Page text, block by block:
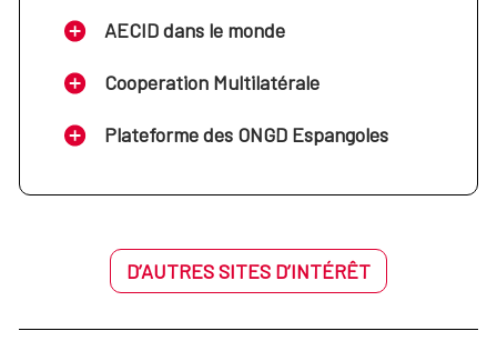
AECID dans le monde
Cooperation Multilatérale
Plateforme des ONGD Espangoles
D’AUTRES SITES D’INTÉRÊT